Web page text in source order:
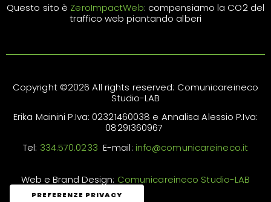
Questo sito è ZeroImpactWeb: compensiamo la CO2 del
traffico web piantando alberi
Copyright ©2026 All rights reserved: Comunicareineco
Studio-LAB
Erika Mainini P.Iva: 02321460038 e Annalisa Alessio P.Iva:
08291360967
Tel: 334.570.0233 E-mail: info@comunicareineco.it
Web e Brand Design: Comunicareineco Studio-LAB